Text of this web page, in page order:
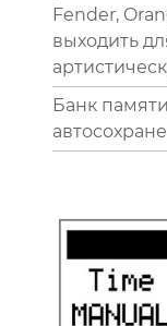
Fender,
выходить
Банк